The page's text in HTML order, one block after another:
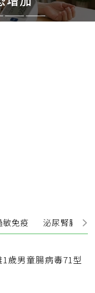
敏免疫 泌尿腎臟
歲男童腸病毒71型